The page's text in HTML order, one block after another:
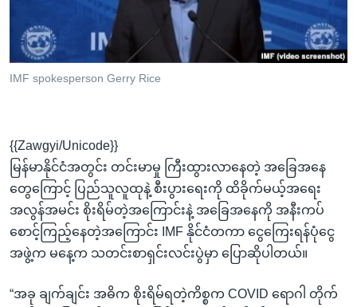
ကျော်
ကြည့်
ရန်
နေရာ
သို့
ကျော်
ရန်
ဗွီအိုအေ လူမှုကွန်ယက်များ
IMF spokesperson Gerry Rice
{{Zawgyi/Unicode}}
မြန်မာနိုင်ငံအတွင်း တင်းမာမှု ကြီးထွားလာနေတဲ့ အခြေအနေ
တွေ‌ကြောင့် ပြည်သူလူထုနဲ့ စီးပွားရေးကို ထိခိုက်မယ့်အရေး
အလွန်အမင်း စိုးရိမ်တဲ့အကြောင်းနဲ့ အခြေအနေကို အနီးကပ်
စောင့်ကြည့်နေတဲ့အကြောင်း IMF နိုင်ငံတကာ ငွေကြေးရန်ပုံငွေ
အဖွဲ့က မနေ့က သတင်းစာရှင်းလင်းပွဲမှာ ပြောဆိုပါတယ်။
“အခု ချက်ချင်း အဓိက စိုးရိမ်ရတဲ့ကိစ္စက COVID ရောဂါ တိုက်